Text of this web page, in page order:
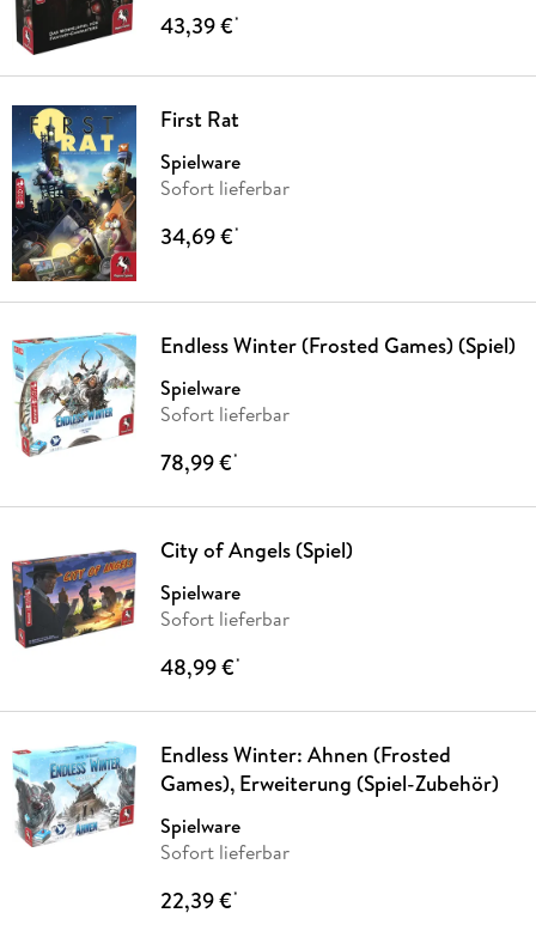
43,39 €*
First Rat
Spielware
Sofort lieferbar
34,69 €*
Endless Winter (Frosted Games) (Spiel)
Spielware
Sofort lieferbar
78,99 €*
City of Angels (Spiel)
Spielware
Sofort lieferbar
48,99 €*
Endless Winter: Ahnen (Frosted
Games), Erweiterung (Spiel-Zubehör)
Spielware
Sofort lieferbar
22,39 €*